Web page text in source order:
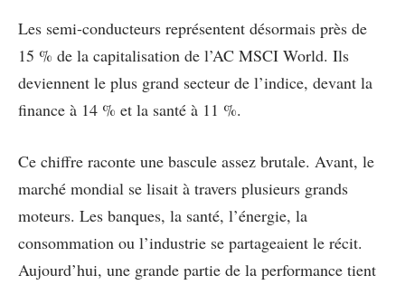
Les semi-conducteurs représentent désormais près de
15 % de la capitalisation de l’AC MSCI World. Ils
deviennent le plus grand secteur de l’indice, devant la
finance à 14 % et la santé à 11 %.
Ce chiffre raconte une bascule assez brutale. Avant, le
marché mondial se lisait à travers plusieurs grands
moteurs. Les banques, la santé, l’énergie, la
consommation ou l’industrie se partageaient le récit.
Aujourd’hui, une grande partie de la performance tient